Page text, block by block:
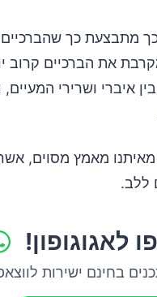
את הברכיים קרוב
איברי ושרירי
מאמץ מסוים,
ללב.
לאגוגופון!
בחינם ישירות